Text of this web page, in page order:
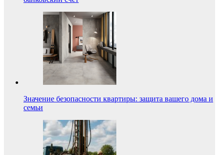
Значение безопасности квартиры: защита вашего дома и
семьи